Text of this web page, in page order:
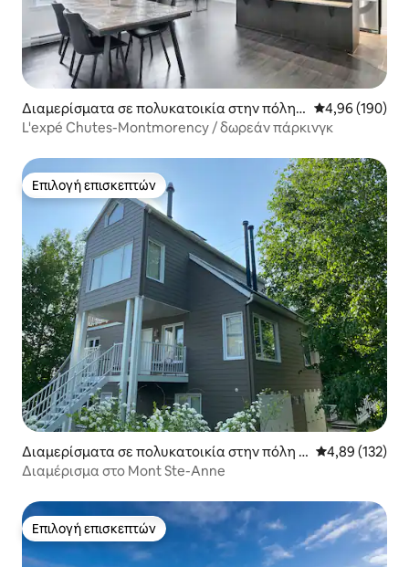
Διαμερίσματα σε πολυκατοικία στην πόλη B
oischatel
Μέση
4,96 (190)
L'expé Chutes-Montmorency / δωρεάν πάρκινγκ
Επιλογή επισκεπτών
Επιλογή επισκεπτών
Διαμερίσματα σε πολυκατοικία στην πόλη B
eaupré
Μέση
4,89 (132)
Διαμέρισμα στο Mont Ste-Anne
Επιλογή επισκεπτών
Επιλογή επισκεπτών